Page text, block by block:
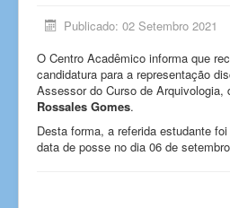
Publicado: 02 Setembro 2021
O Centro Acadêmico informa que
candidatura para a representação
Assessor do Curso de Arquivologia,
Rossales Gomes.
Desta forma, a referida estudante
data de posse no dia 06 de